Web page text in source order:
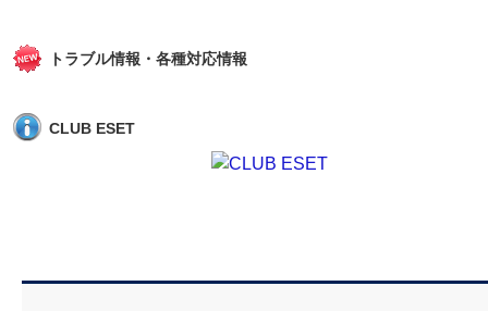
トラブル情報・各種対応情報
CLUB ESET